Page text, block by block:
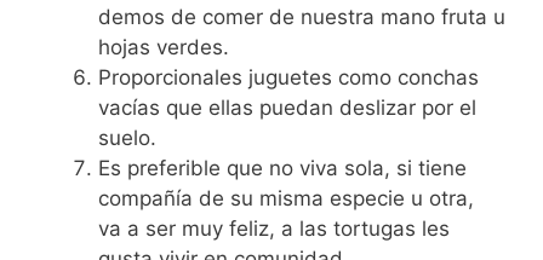
demos de comer de nuestra mano fruta u
hojas verdes.
Proporcionales juguetes como conchas
vacías que ellas puedan deslizar por el
suelo.
Es preferible que no viva sola, si tiene
compañía de su misma especie u otra,
va a ser muy feliz, a las tortugas les